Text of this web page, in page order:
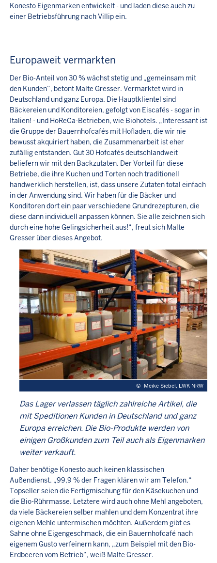
Konesto Eigenmarken entwickelt - und laden diese auch zu
einer Betriebsführung nach Villip ein.
Europaweit vermarkten
Der Bio-Anteil von 30 % wächst stetig und „gemeinsam mit
den Kunden“, betont Malte Gresser. Vermarktet wird in
Deutschland und ganz Europa. Die Hauptklientel sind
Bäckereien und Konditoreien, gefolgt von Eiscafés - sogar in
Italien! - und HoReCa-Betrieben, wie Biohotels. „Interessant ist
die Gruppe der Bauernhofcafés mit Hofladen, die wir nie
bewusst akquiriert haben, die Zusammenarbeit ist eher
zufällig entstanden. Gut 30 Hofcafés deutschlandweit
beliefern wir mit den Backzutaten. Der Vorteil für diese
Betriebe, die ihre Kuchen und Torten noch traditionell
handwerklich herstellen, ist, dass unsere Zutaten total einfach
in der Anwendung sind. Wir haben für die Bäcker und
Konditoren dort ein paar verschiedene Grundrezepturen, die
diese dann individuell anpassen können. Sie alle zeichnen sich
durch eine hohe Gelingsicherheit aus!“, freut sich Malte
Gresser über dieses Angebot.
© Meike Siebel, LWK NRW
Das Lager verlassen täglich zahlreiche Artikel, die
mit Speditionen Kunden in Deutschland und ganz
Europa erreichen. Die Bio-Produkte werden von
einigen Großkunden zum Teil auch als Eigenmarken
weiter verkauft.
Daher benötige Konesto auch keinen klassischen
Außendienst. „99,9 % der Fragen klären wir am Telefon.“
Topseller seien die Fertigmischung für den Käsekuchen und
die Bio-Rührmasse. Letztere wird auch ohne Mehl angeboten,
da viele Bäckereien selber mahlen und dem Konzentrat ihre
eigenen Mehle untermischen möchten. Außerdem gibt es
Sahne ohne Eigengeschmack, die ein Bauernhofcafé nach
eigenem Gusto verfeinern kann, „zum Beispiel mit den Bio-
Erdbeeren vom Betrieb“, weiß Malte Gresser.